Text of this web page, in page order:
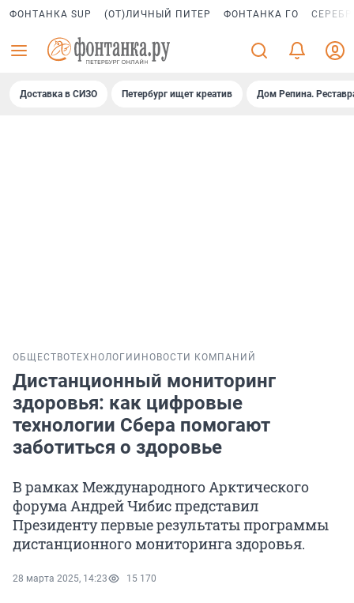
ФОНТАНКА SUP (ОТ)ЛИЧНЫЙ ПИТЕР ФОНТАНКА ГО
Доставка в СИЗО Петербург ищет креатив Дом Репина.
ОБЩЕСТВОТЕХНОЛОГИИ НОВОСТИ КОМПАНИЙ
Дистанционный мониторинг
здоровья: как цифровые
технологии Сбера помогают
заботиться о здоровье
В рамках Международного Арктического
форума Андрей Чибис представил
Президенту первые результаты программы
дистанционного мониторинга здоровья.
28 марта 2025, 14:23 15 170